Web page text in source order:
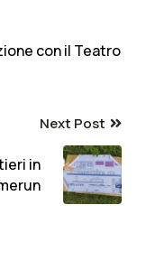
con il Teatro
Next Post
in